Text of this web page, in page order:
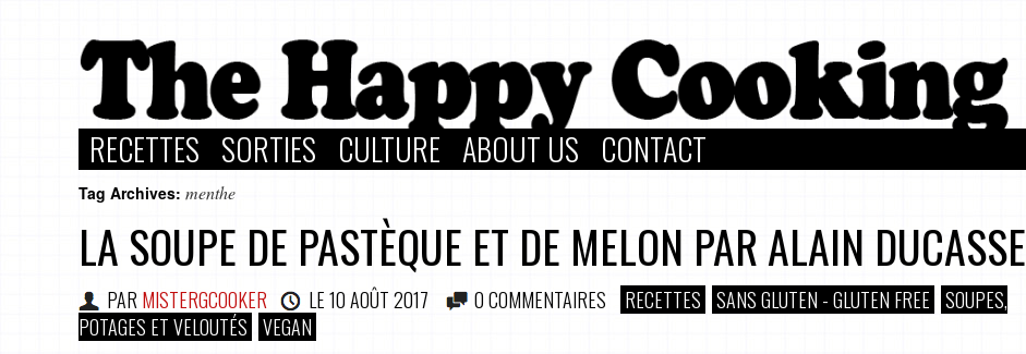
RECETTES SORTIES CULTURE ABOUT US CONTACT
Tag Archives: menthe
LA SOUPE DE PASTÈQUE ET DE MELON PAR ALAIN DUCASSE
PAR MISTERGCOOKER LE10 AOÛT 2017 0 COMMENTAIRES RECETTES SANS GLUTEN - GLUTEN FREE SOUPES,
POTAGES ET VELOUTÉS VEGAN